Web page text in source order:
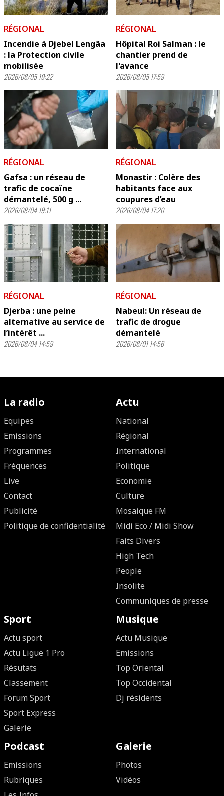
RÉGIONAL
Incendie à Djebel Lengâa
: la Protection civile
mobilisée
2026/08/05 19:22
RÉGIONAL
Hôpital Roi Salman : le
chantier prend de
l'avance
2026/08/05 17:59
RÉGIONAL
Gafsa : un réseau de
trafic de cocaïne
démantelé, 500 g ...
2026/08/04 19:11
RÉGIONAL
Monastir : Colère des
habitants face aux
coupures d’eau
2026/08/04 17:20
RÉGIONAL
Djerba : une peine
alternative au service de
l’intérêt ...
2026/08/04 14:59
RÉGIONAL
Nabeul: Un réseau de
trafic de drogue
démantelé
2026/08/01 14:56
La radio
Equipes
Emissions
Programmes
Fréquences
Live
Contact
Publicité
Politique de confidentialité
Actu
National
Régional
International
Politique
Economie
Culture
Mosaique FM
Midi Eco / Midi Show
Faits Divers
High Tech
People
Insolite
Communiques de presse
Sport
Actu sport
Actu Ligue 1 Pro
Résutats
Classement
Forum Sport
Sport Express
Galerie
Musique
Actu Musique
Emissions
Top Oriental
Top Occidental
Dj résidents
Podcast
Emissions
Rubriques
Galerie
Photos
Vidéos